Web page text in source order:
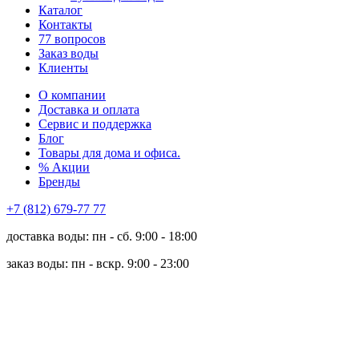
Каталог
Контакты
77 вопросов
Заказ воды
Клиенты
О компании
Доставка и оплата
Сервис и поддержка
Блог
Товары для дома и офиса.
% Акции
Бренды
+7 (812) 679-77 77
доставка воды: пн - сб. 9:00 - 18:00
заказ воды: пн - вскр. 9:00 - 23:00